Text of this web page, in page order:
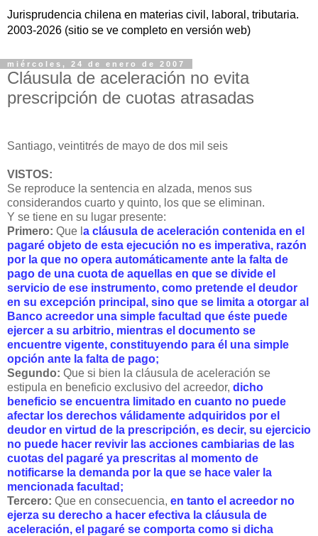
Jurisprudencia chilena en materias civil, laboral, tributaria.
2003-2026 (sitio se ve completo en versión web)
miércoles, 24 de enero de 2007
Cláusula de aceleración no evita
prescripción de cuotas atrasadas
Santiago, veintitrés de mayo de dos mil seis
VISTOS:
Se reproduce la sentencia en alzada, menos sus
considerandos cuarto y quinto, los que se eliminan.
Y se tiene en su lugar presente:
Primero: Que l a cláusula de aceleración contenida en el
pagaré objeto de esta ejecución no es imperativa, razón
por la que no opera automáticamente ante la falta de
pago de una cuota de aquellas en que se divide el
servicio de ese instrumento, como pretende el deudor
en su excepción principal, sino que se limita a otorgar al
Banco acreedor una simple facultad que éste puede
ejercer a su arbitrio, mientras el documento se
encuentre vigente, constituyendo para él una simple
opción ante la falta de pago;
Segundo: Que si bien la cláusula de aceleración se
estipula en beneficio exclusivo del acreedor, dicho
beneficio se encuentra limitado en cuanto no puede
afectar los derechos válidamente adquiridos por el
deudor en virtud de la prescripción, es decir, su ejercicio
no puede hacer revivir las acciones cambiarias de las
cuotas del pagaré ya prescritas al momento de
notificarse la demanda por la que se hace valer la
mencionada facultad;
Tercero: Que en consecuencia, en tanto el acreedor no
ejerza su derecho a hacer efectiva la cláusula de
aceleración, el pagaré se comporta como si dicha